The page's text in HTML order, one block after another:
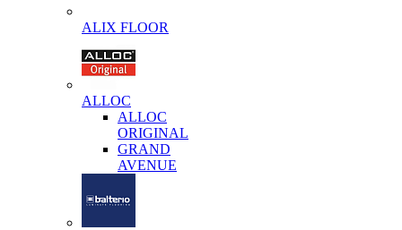
ALIX FLOOR
ALLOC
ALLOC
ORIGINAL
GRAND
AVENUE